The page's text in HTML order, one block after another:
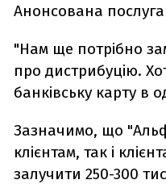
Анонсована
"Нам ще потрібно
про дистрибуцію.
банківську карту в
Зазначимо, що
клієнтам, так і
залучити 250-300 тис